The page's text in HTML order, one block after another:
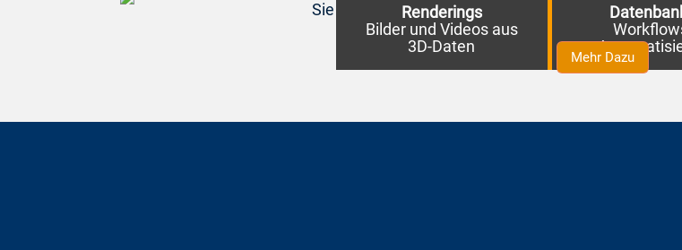
Sie unterstützt uns bei aufwendigeren digitalen
Renderings
Bilder und Videos aus
3D-Daten
Mehr Dazu